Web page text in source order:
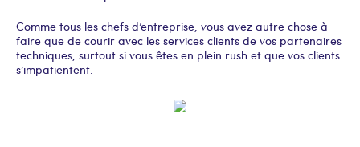
Comme tous les chefs d’entreprise, vous avez autre chose à
faire que de courir avec les services clients de vos partenaires
techniques, surtout si vous êtes en plein rush et que vos clients
s’impatientent.